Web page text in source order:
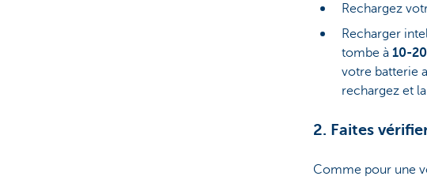
Rechargez
Recharger
tombe à10-
votre batterie
rechargez et
2. Faites
Comme pour une